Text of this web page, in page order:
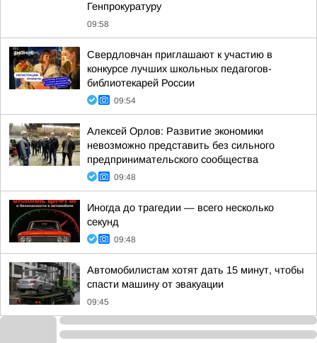
Генпрокуратуру
09:58
Свердловчан приглашают к участию в
конкурсе лучших школьных педагогов-
библиотекарей России
09:54
Алексей Орлов: Развитие экономики
невозможно представить без сильного
предпринимательского сообщества
09:48
Иногда до трагедии — всего несколько
секунд
09:48
Автомобилистам хотят дать 15 минут, чтобы
спасти машину от эвакуации
09:45